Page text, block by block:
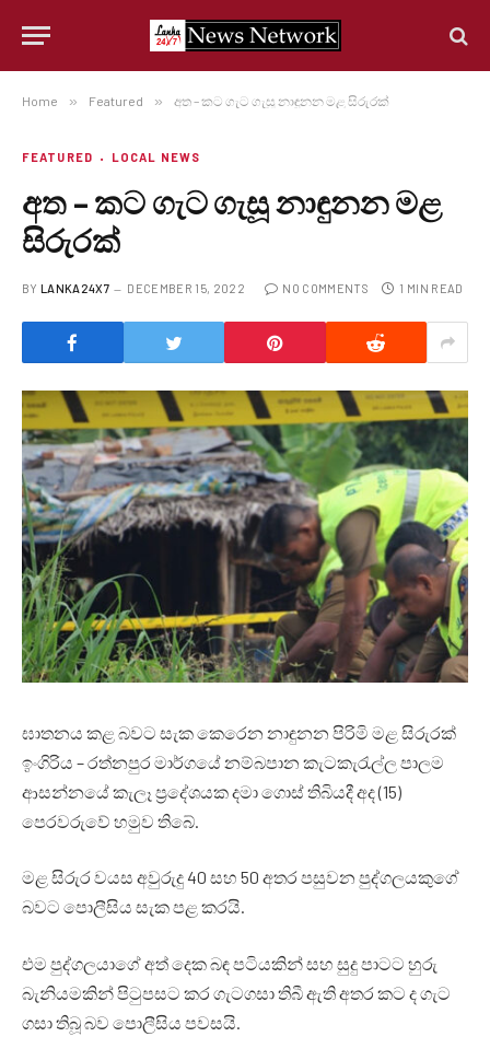
Home » Featured » අත – කට ගැට ගැසූ නාඳුනන මළ සිරුරක්
FEATURED LOCAL NEWS
අත – කට ගැට ගැසූ නාඳුනන මළ
සිරුරක්
BY LANKA24X7 DECEMBER 15, 2022 NO COMMENTS 1 MIN READ
ඝාතනය කළ බවට සැක කෙරෙන නාඳුනන පිරිමි‍ මළ සිරුරක්
ඉංගිරිය – රත්නපුර මාර්ගයේ නම්බපාන කැටකැරැල්ල පාලම
ආසන්නයේ කැලෑ ප්‍රදේශයක දමා ගොස් තිබියදී අද (15)
පෙරවරුවේ හමුව තිබේ.
මළ සිරුර වයස අවුරුදු 40 සහ 50 අතර පසුවන පුද්ගලයකුගේ
බවට පොලීසිය සැක පළ කරයි.
එම පුද්ගලයාගේ අත් දෙක බඳ පටියකින් සහ සුදු පාටට හුරු
බැනියමකින් පිටුපසට කර ගැටගසා තිබී ඇති අතර කට ද ගැට
ගසා තිබූ බව පොලීසිය පවසයි.